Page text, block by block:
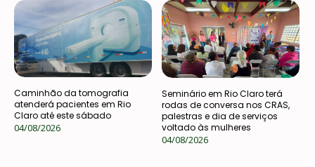
Caminhão da tomografia
atenderá pacientes em Rio
Claro até este sábado
04/08/2026
Seminário em Rio Claro terá
rodas de conversa nos CRAS,
palestras e dia de serviços
voltado às mulheres
04/08/2026